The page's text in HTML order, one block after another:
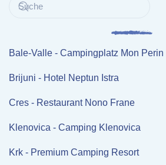
Bale-Valle - Campingplatz Mon Perin
Brijuni - Hotel Neptun Istra
Cres - Restaurant Nono Frane
Klenovica - Camping Klenovica
Krk - Premium Camping Resort